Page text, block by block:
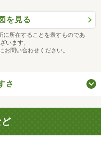
を見る
に所在することを表すものであ
います。
問い合わせください。
さ